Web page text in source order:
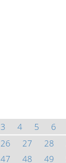
3 4 5 6
26 27 28
47 48 49